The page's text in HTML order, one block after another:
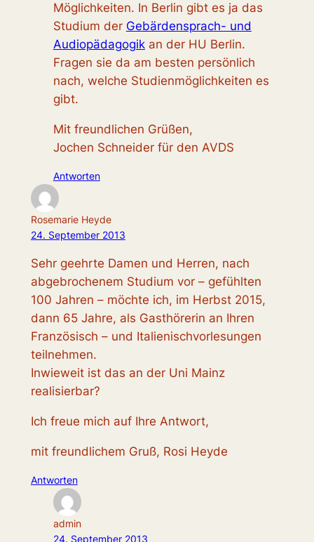
Möglichkeiten. In Berlin gibt es ja das
Studium der Gebärdensprach- und
Audiopädagogikan der HU Berlin.
Fragen sie da am besten persönlich
nach, welche Studienmöglichkeiten es
gibt.
Mit freundlichen Grüßen,
Jochen Schneider für den AVDS
Antworten
Rosemarie Heyde
24. September 2013
Sehr geehrte Damen und Herren, nach
abgebrochenem Studium vor – gefühlten
100 Jahren – möchte ich, im Herbst 2015,
dann 65 Jahre, als Gasthörerin an Ihren
Französisch – und Italienischvorlesungen
teilnehmen.
Inwieweit ist das an der Uni Mainz
realisierbar?
Ich freue mich auf Ihre Antwort,
mit freundlichem Gruß, Rosi Heyde
Antworten
admin
24. September 2013